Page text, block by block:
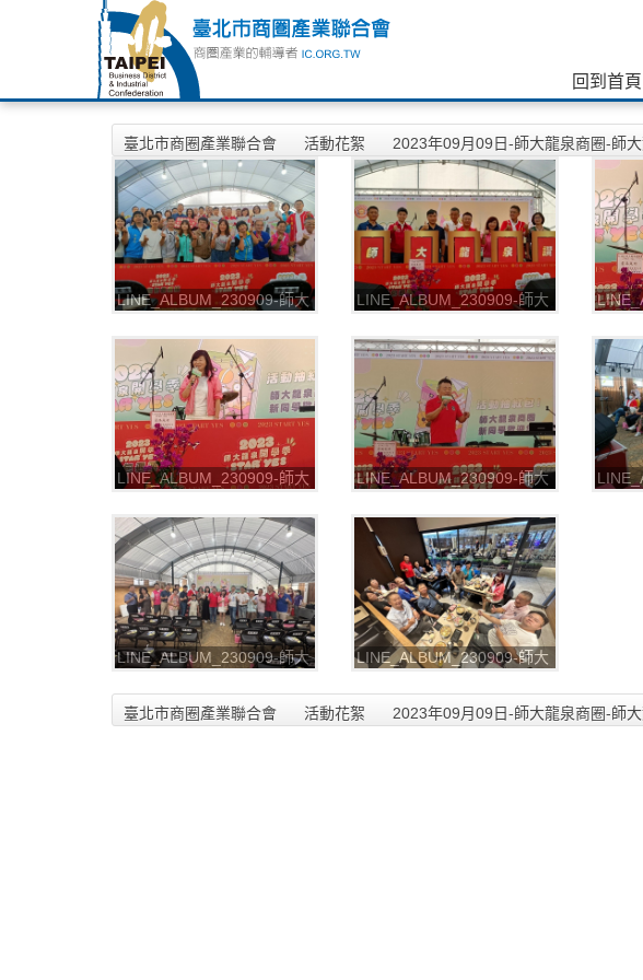
回到首頁
臺北市商圈產業聯合會 活動花絮 2023年09月09日-師大龍泉商圈-師
LINE_ALBUM_230909-師大
START YES_230909_10
LINE_ALBUM_230909-師大
START YES_230909_9
LINE_ALBUM_230909-師大
START YES_230909_6
LINE_ALBUM_230909-師大
START YES_230909_5
LINE_ALBUM_230909-師大
START YES_230909_2
LINE_ALBUM_230909-師大
START YES_230909_1
臺北市商圈產業聯合會 活動花絮 2023年09月09日-師大龍泉商圈-師